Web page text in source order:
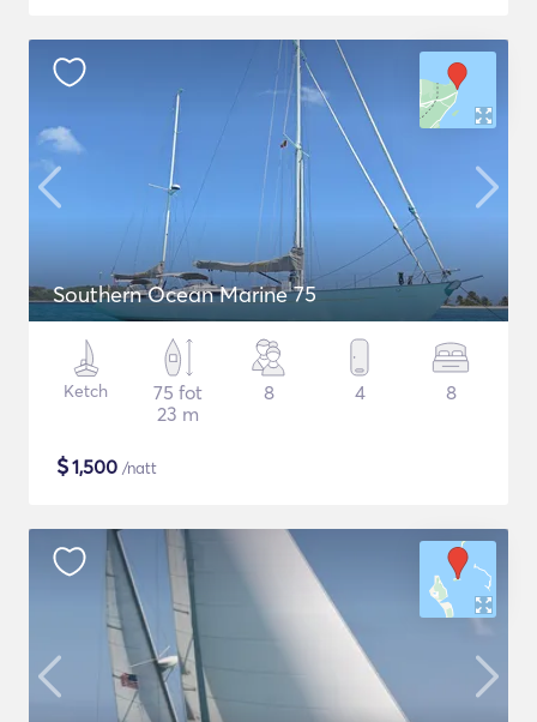
Southern Ocean Marine 75
Ketch
75 fot
23 m
8 4 8
$1,500 /natt